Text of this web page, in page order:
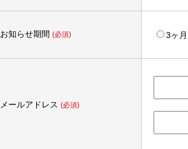
お知らせ期間 (必須) 3ヶ月
メールアドレス (必須)